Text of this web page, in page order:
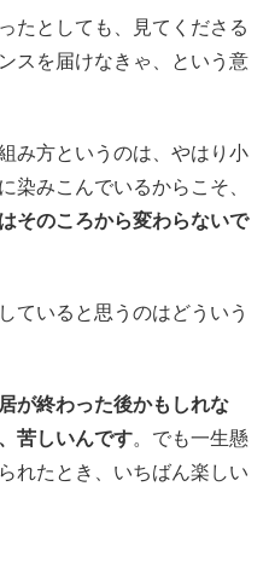
たとしても、見てくださる
スを届けなきゃ、という意
み方というのは、やはり小
染みこんでいるからこそ、
そのころから変わらないで
ていると思うのはどういう
が終わった後かもしれな
苦しいんです。でも一生懸
れたとき、いちばん楽しい